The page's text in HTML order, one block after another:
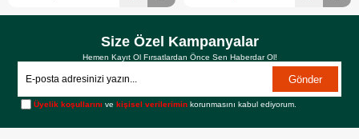
Size Özel Kampanyalar
Hemen Kayıt Ol Fırsatlardan Önce Sen Haberdar Ol!
Gönder
Üyelik koşullarını vekişisel verilerimin korunmasını kabul ediyorum.